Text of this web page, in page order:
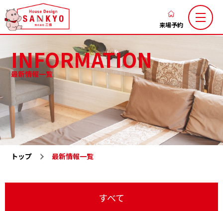
香
の
新
築
注
住
宅
な
ハ
来場予約
三協のこだわり 家づくりの流れ
ブログ お知らせ
お客様の声 土地お気に入り
施工お気に入り 注文住宅
LaxsⅡ
INFORMATION
最新情報一覧
トップ 最新情報一覧
すべて